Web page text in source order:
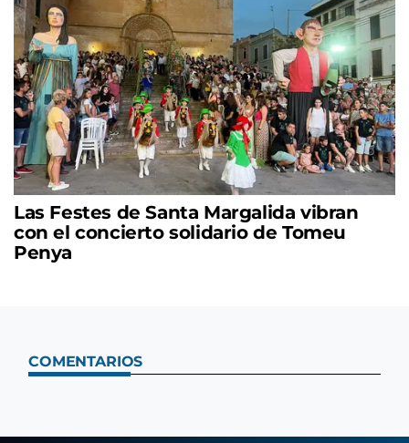
Las Festes de Santa Margalida vibran
con el concierto solidario de Tomeu
Penya
COMENTARIOS